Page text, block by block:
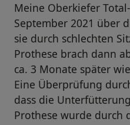
Meine Oberkiefer
September 2021 über
sie durch schlechten
Prothese brach dann
ca. 3 Monate später
Eine Überprüfung
dass die
Prothese wurde durch